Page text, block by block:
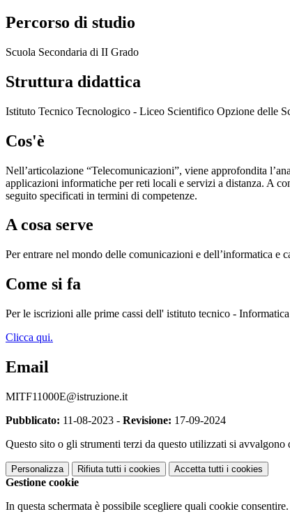
Percorso di studio
Scuola Secondaria di II Grado
Struttura didattica
Istituto Tecnico Tecnologico - Liceo Scientifico Opzione delle
Cos'è
Nell’articolazione “Telecomunicazioni”, viene approfondita
applicazioni informatiche per reti locali e servizi a distanza. A
seguito specificati in termini di competenze.
A cosa serve
Per entrare nel mondo delle comunicazioni e dell’informatica e
Come si fa
Per le iscrizioni alle prime cassi dell' istituto tecnico -
Clicca qui.
Email
MITF11000E@istruzione.it
Pubblicato: 11-08-2023 - Revisione: 17-09-2024
Questo sito o gli strumenti terzi da questo utilizzati si
Personalizza Rifiuta tutti i cookies Accetta tutti i cookies
Gestione cookie
In questa schermata è possibile scegliere quali cookie consentire.